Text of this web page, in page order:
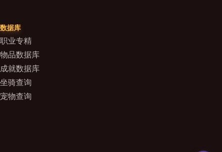
数据库
职业专精
物品数据库
成就数据库
坐骑查询
宠物查询